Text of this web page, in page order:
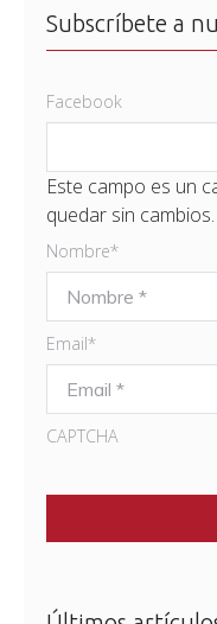
Subscríbete a
Facebook
Este campo es un
quedar sin cambios.
Nombre*
Email*
CAPTCHA